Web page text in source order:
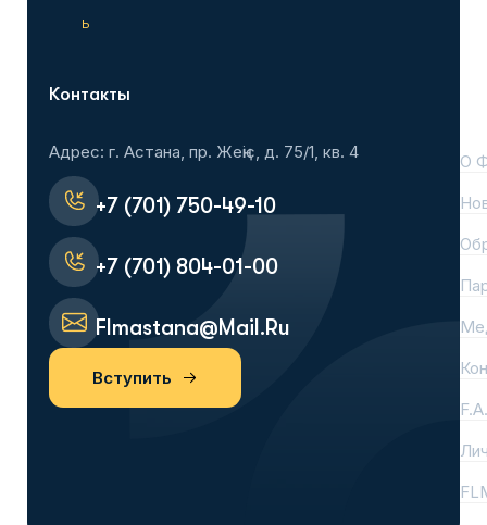
ь
Контакты
Адрес: г. Астана, пр. Жеңіс, д. 75/1, кв. 4
+7 (701) 750-49-10
+7 (701) 804-01-00
Flmastana@mail.ru
Вступить
О